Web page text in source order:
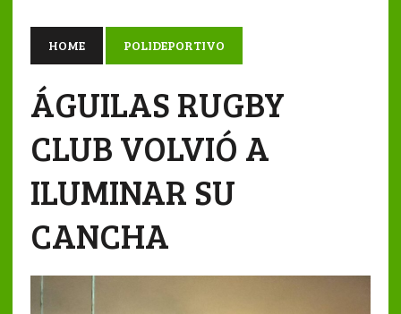
HOME POLIDEPORTIVO
ÁGUILAS RUGBY
CLUB VOLVIÓ A
ILUMINAR SU
CANCHA